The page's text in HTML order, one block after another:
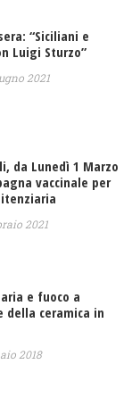
“Siciliani e
Luigi Sturzo”
2021
da Lunedì 1 Marzo
vaccinale per
2021
e fuoco a
della ceramica in
2018